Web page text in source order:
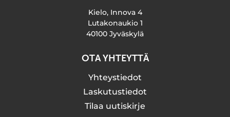
Kielo, Innova 4
Lutakonaukio 1
40100 Jyväskylä
OTA YHTEYTTÄ
Yhteystiedot
Laskutustiedot
Tilaa uutiskirje